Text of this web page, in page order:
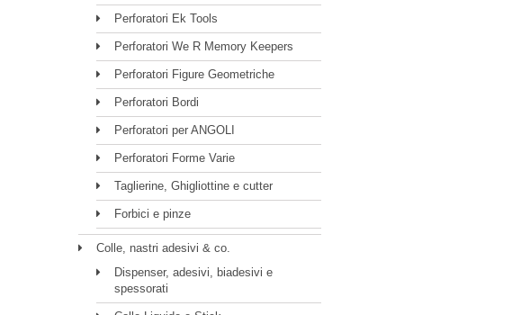
Perforatori Ek Tools
Perforatori We R Memory Keepers
Perforatori Figure Geometriche
Perforatori Bordi
Perforatori per ANGOLI
Perforatori Forme Varie
Taglierine, Ghigliottine e cutter
Forbici e pinze
Colle, nastri adesivi & co.
Dispenser, adesivi, biadesivi e
spessorati